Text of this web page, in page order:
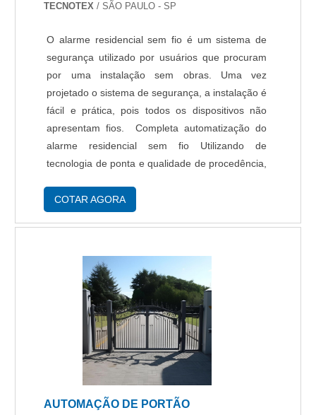
TECNOTEX / SÃO PAULO - SP
O alarme residencial sem fio é um sistema de
segurança utilizado por usuários que procuram
por uma instalação sem obras. Uma vez
projetado o sistema de segurança, a instalação é
fácil e prática, pois todos os dispositivos não
apresentam fios. Completa automatização do
alarme residencial sem fio Utilizando de
tecnologia de ponta e qualidade de procedência,
suas funções: Teste do alarme: a cada doze ....
COTAR AGORA
AUTOMAÇÃO DE PORTÃO